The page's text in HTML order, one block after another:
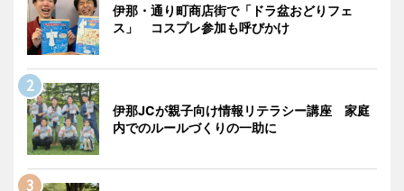
伊那・通り町商店街で「ドラ盆おどりフェ
ス」 コスプレ参加も呼びかけ
伊那JCが親子向け情報リテラシー講座 家庭
内でのルールづくりの一助に